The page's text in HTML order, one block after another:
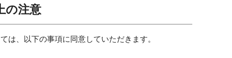
の注意
は、以下の事項に同意していただきます。